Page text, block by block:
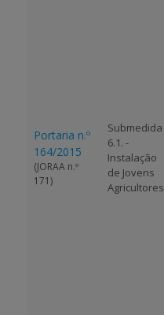
Portaria n.º
164/2015
(JORAA n.º
171)
Submedida
6.1. -
Instalação
de Jovens
Agricultores